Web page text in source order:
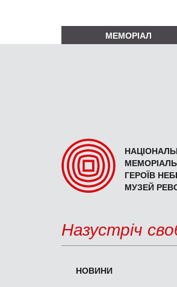
МЕМОРІАЛ
ГЕРОЇВ
МУЗЕЙ
Назустріч
НОВИНИ